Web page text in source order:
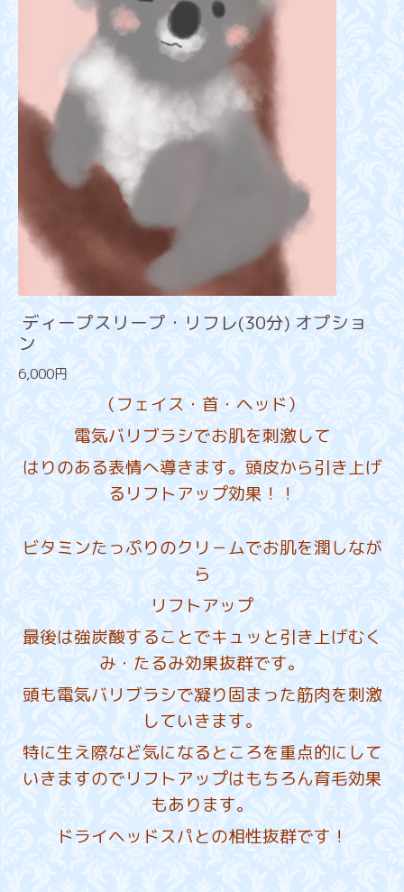
ディープスリープ・リフレ(30分) オプショ
ン
6,000円
（フェイス・首・ヘッド）
電気バリブラシでお肌を刺激して
はりのある表情へ導きます。頭皮から引き上げ
るリフトアップ効果！！
ビタミンたっぷりのクリ－ムでお肌を潤しなが
ら
リフトアップ
最後は強炭酸することでキュッと引き上げむく
み・たるみ効果抜群です。
頭も電気バリブラシで凝り固まった筋肉を刺激
していきます。
特に生え際など気になるところを重点的にして
いきますのでリフトアップはもちろん育毛効果
もあります。
ドライヘッドスパとの相性抜群です！